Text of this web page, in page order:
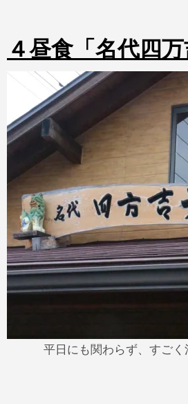
４昼食「名代四万
平日にも関わらず、すごく